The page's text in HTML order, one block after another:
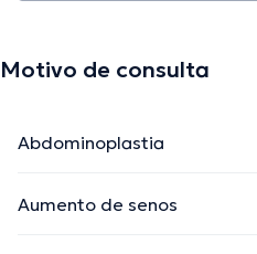
Motivo de consulta
Abdominoplastia
Aumento de senos